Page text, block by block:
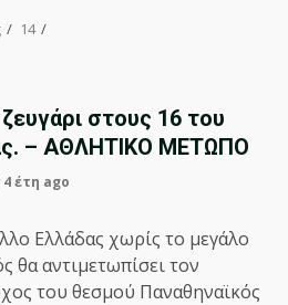
14
στους 16 του
– ΑΘΛΗΤΙΚΟ ΜΕΤΩΠΟ
4 έτη ago
Ελλάδας χωρίς το μεγάλο
θα αντιμετωπίσει τον
του θεσμού Παναθηναϊκός